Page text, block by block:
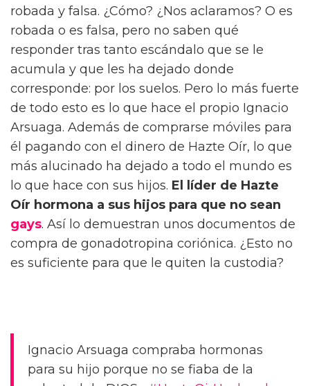
robada y falsa. ¿Cómo? ¿Nos aclaramos? O es
robada o es falsa, pero no saben qué
responder tras tanto escándalo que se le
acumula y que les ha dejado donde
corresponde: por los suelos. Pero lo más fuerte
de todo esto es lo que hace el propio Ignacio
Arsuaga. Además de comprarse móviles para
él pagando con el dinero de Hazte Oír, lo que
más alucinado ha dejado a todo el mundo es
lo que hace con sus hijos. El líder de Hazte
Oír hormona a sus hijos para que no sean
gays. Así lo demuestran unos documentos de
compra de gonadotropina coriónica. ¿Esto no
es suficiente para que le quiten la custodia?
Ignacio Arsuaga compraba hormonas
para su hijo porque no se fiaba de la